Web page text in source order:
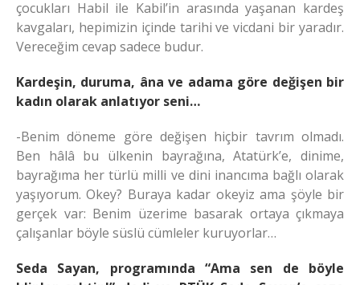
çocukları Habil ile Kabil’in arasında yaşanan kardeş
kavgaları, hepimizin içinde tarihi ve vicdani bir yaradır.
Vereceğim cevap sadece budur.
Kardeşin, duruma, âna ve adama göre değişen bir
kadın olarak anlatıyor seni…
-Benim döneme göre değişen hiçbir tavrım olmadı.
Ben hâlâ bu ülkenin bayrağına, Atatürk’e, dinime,
bayrağıma her türlü milli ve dini inancıma bağlı olarak
yaşıyorum. Okey? Buraya kadar okeyiz ama şöyle bir
gerçek var: Benim üzerime basarak ortaya çıkmaya
çalışanlar böyle süslü cümleler kuruyorlar…
Seda Sayan, programında “Ama sen de böyle